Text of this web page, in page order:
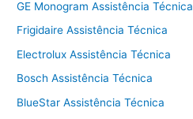
GE Monogram Assistência Técnica
Frigidaire Assistência Técnica
Electrolux Assistência Técnica
Bosch Assistência Técnica
BlueStar Assistência Técnica